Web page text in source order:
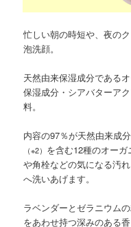
忙しい朝の時短や、夜の
泡洗顔。
天然由来保湿成分である
保湿成分・シアバターア
料。
内容の97％が天然由来成
（※2） を含む12種のオー
や角栓などの気になる汚
へ洗いあげます。
ラベンダーとゼラニウム
をあわせ持つ深みのある